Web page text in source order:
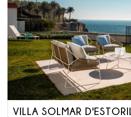
VILLA SOLMAR D'ESTORIL